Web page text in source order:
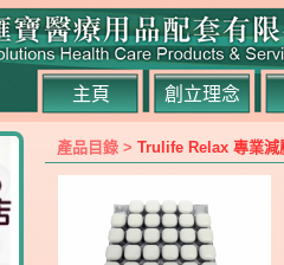
主頁 創立理念
產品目錄 > Trulife Relax 專業減